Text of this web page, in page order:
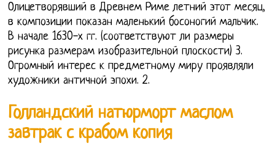
Олицетворявший в Древнем Риме летний этот месяц,
в композиции показан маленький босоногий мальчик.
В начале 1630-х гг. (соответствуют ли размеры
рисунка размерам изобразительной плоскости) 3.
Огромный интерес к предметному миру проявляли
художники античной эпохи. 2.
Голландский натюрморт маслом
завтрак с крабом копия